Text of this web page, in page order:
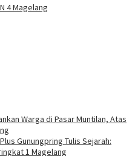
4 Magelang
Warga di Pasar Muntilan, Atas
Gunungpring Tulis Sejarah:
1 Magelang